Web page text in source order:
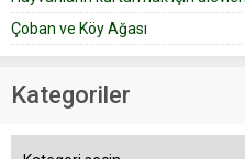
Çoban ve Köy Ağası
Kategoriler